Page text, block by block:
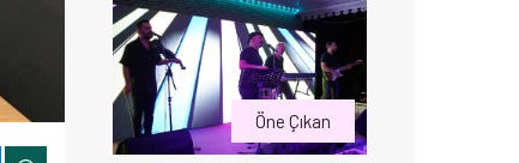
Öne Çıkan